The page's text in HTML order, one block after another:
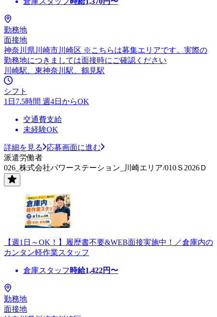
勤務地
面接地
神奈川県川崎市川崎区 ※こちらは募集エリアです。実際の
勤務地につきましては面接時にご確認ください
川崎駅、東神奈川駅、鶴見駅
シフト
1日7.5時間 週4日からOK
交通費支給
未経験OK
詳細を見る
応募画面に進む
派遣労働者
026_株式会社パワーステーション_川崎エリア/010Ｓ2026Ｄ
【週1日～OK！】履歴書不要&WEB面接実施中！／倉庫内の
カンタン軽作業スタッフ
倉庫スタッフ 時給1,422円〜
勤務地
面接地